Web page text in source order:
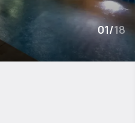
01/18